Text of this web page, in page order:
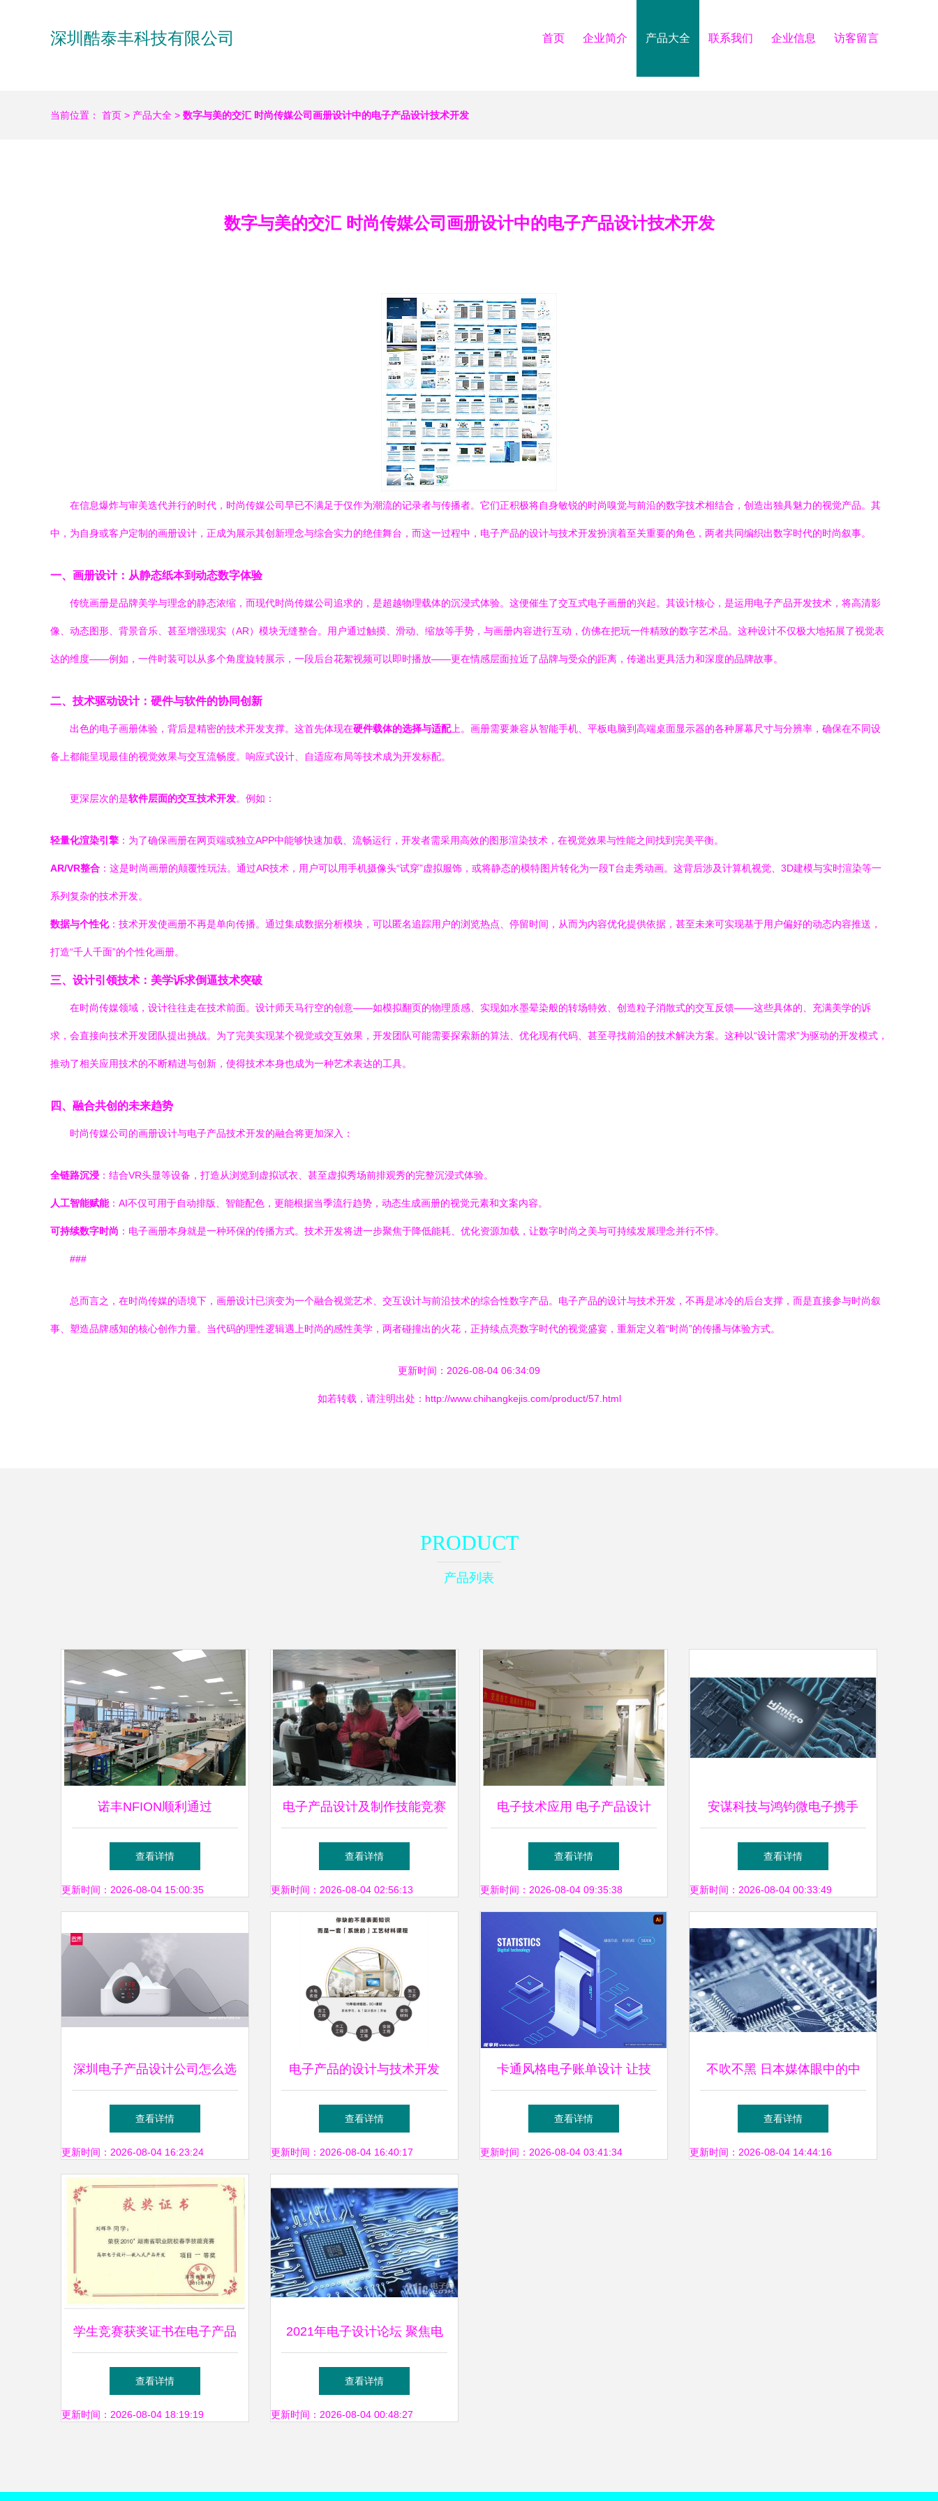
深圳酷泰丰科技有限公司 首页 企业简介 产品大全 联系我们 企业信息 访客留言
当前位置： 首页 > 产品大全 > 数字与美的交汇 时尚传媒公司画册设计中的电子产品设计技术开发
数字与美的交汇 时尚传媒公司画册设计中的电子产品设计技术开发
在信息爆炸与审美迭代并行的时代，时尚传媒公司早已不满足于仅作为潮流的记录者与传播者。它们正积极将自身敏锐的时尚嗅觉与前沿的数字技术相结合，创造出独具魅力的视觉产品。其
中，为自身或客户定制的画册设计，正成为展示其创新理念与综合实力的绝佳舞台，而这一过程中，电子产品的设计与技术开发扮演着至关重要的角色，两者共同编织出数字时代的时尚叙事。
一、画册设计：从静态纸本到动态数字体验
传统画册是品牌美学与理念的静态浓缩，而现代时尚传媒公司追求的，是超越物理载体的沉浸式体验。这便催生了交互式电子画册的兴起。其设计核心，是运用电子产品开发技术，将高清影
像、动态图形、背景音乐、甚至增强现实（AR）模块无缝整合。用户通过触摸、滑动、缩放等手势，与画册内容进行互动，仿佛在把玩一件精致的数字艺术品。这种设计不仅极大地拓展了视觉表
达的维度——例如，一件时装可以从多个角度旋转展示，一段后台花絮视频可以即时播放——更在情感层面拉近了品牌与受众的距离，传递出更具活力和深度的品牌故事。
二、技术驱动设计：硬件与软件的协同创新
出色的电子画册体验，背后是精密的技术开发支撑。这首先体现在硬件载体的选择与适配上。画册需要兼容从智能手机、平板电脑到高端桌面显示器的各种屏幕尺寸与分辨率，确保在不同设
备上都能呈现最佳的视觉效果与交互流畅度。响应式设计、自适应布局等技术成为开发标配。
更深层次的是软件层面的交互技术开发。例如：
轻量化渲染引擎 ：为了确保画册在网页端或独立APP中能够快速加载、流畅运行，开发者需采用高效的图形渲染技术，在视觉效果与性能之间找到完美平衡。
AR/VR整合 ：这是时尚画册的颠覆性玩法。通过AR技术，用户可以用手机摄像头“试穿”虚拟服饰，或将静态的模特图片转化为一段T台走秀动画。这背后涉及计算机视觉、3D建模与实时渲染等一
系列复杂的技术开发。
数据与个性化：技术开发使画册不再是单向传播。通过集成数据分析模块，可以匿名追踪用户的浏览热点、停留时间，从而为内容优化提供依据，甚至未来可实现基于用户偏好的动态内容推送，
打造“千人千面”的个性化画册。
三、设计引领技术：美学诉求倒逼技术突破
在时尚传媒领域，设计往往走在技术前面。设计师天马行空的创意——如模拟翻页的物理质感、实现如水墨晕染般的转场特效、创造粒子消散式的交互反馈——这些具体的、充满美学的诉
求，会直接向技术开发团队提出挑战。为了完美实现某个视觉或交互效果，开发团队可能需要探索新的算法、优化现有代码、甚至寻找前沿的技术解决方案。这种以“设计需求”为驱动的开发模式，
推动了相关应用技术的不断精进与创新，使得技术本身也成为一种艺术表达的工具。
四、融合共创的未来趋势
时尚传媒公司的画册设计与电子产品技术开发的融合将更加深入：
全链路沉浸 ：结合VR头显等设备，打造从浏览到虚拟试衣、甚至虚拟秀场前排观秀的完整沉浸式体验。
人工智能赋能：AI不仅可用于自动排版、智能配色，更能根据当季流行趋势，动态生成画册的视觉元素和文案内容。
可持续数字时尚 ：电子画册本身就是一种环保的传播方式。技术开发将进一步聚焦于降低能耗、优化资源加载，让数字时尚之美与可持续发展理念并行不悖。
###
总而言之，在时尚传媒的语境下，画册设计已演变为一个融合视觉艺术、交互设计与前沿技术的综合性数字产品。电子产品的设计与技术开发，不再是冰冷的后台支撑，而是直接参与时尚叙
事、塑造品牌感知的核心创作力量。当代码的理性逻辑遇上时尚的感性美学，两者碰撞出的火花，正持续点亮数字时代的视觉盛宴，重新定义着“时尚”的传播与体验方式。
更新时间：2026-08-04 06:34:09
如若转载，请注明出处：http://www.chihangkejis.com/product/57.html
PRODUCT
产品列表
诺丰NFION顺利通过
IATF16949:2016认证 新起
点、新征程、永不止步
查看详情
更新时间：2026-08-04 15:00:35
电子产品设计及制作技能竞赛
圆满结束 创新与技术开发的
盛宴
查看详情
更新时间：2026-08-04 02:56:13
电子技术应用 电子产品设计
与技术开发展望
查看详情
更新时间：2026-08-04 09:35:38
安谋科技与鸿钧微电子携手
加速服务器CPU产业与生态落
地的新篇章
查看详情
更新时间：2026-08-04 00:33:49
深圳电子产品设计公司怎么选
主要看四点
查看详情
更新时间：2026-08-04 16:23:24
电子产品的设计与技术开发
这是完成设计方案的必要技能
查看详情
更新时间：2026-08-04 16:40:17
卡通风格电子账单设计 让技
术与趣味完美融合
查看详情
更新时间：2026-08-04 03:41:34
不吹不黑 日本媒体眼中的中
日企业实力对决——聚焦电子
产品设计与技术开发
查看详情
更新时间：2026-08-04 14:44:16
学生竞赛获奖证书在电子产品
设计与技术开发中的价值与意
义
查看详情
更新时间：2026-08-04 18:19:19
2021年电子设计论坛 聚焦电
子产品创新与技术开发新趋势
查看详情
更新时间：2026-08-04 00:48:27